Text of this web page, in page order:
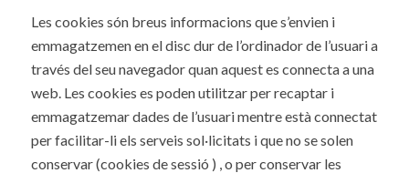
Les cookies són breus informacions que s’envien i
emmagatzemen en el disc dur de l’ordinador de l’usuari a
través del seu navegador quan aquest es connecta a una
web. Les cookies es poden utilitzar per recaptar i
emmagatzemar dades de l’usuari mentre està connectat
per facilitar-li els serveis sol·licitats i que no se solen
conservar (cookies de sessió ) , o per conservar les